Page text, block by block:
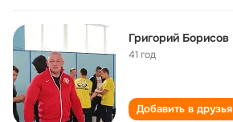
Григорий Борисов
41 год
Добавить в друзья